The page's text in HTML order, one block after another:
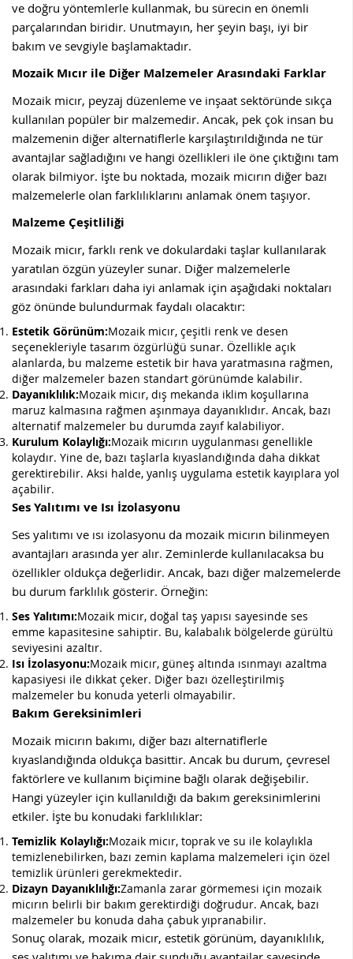
ve doğru yöntemlerle kullanmak, bu sürecin en önemli
parçalarından biridir. Unutmayın, her şeyin başı, iyi bir
bakım ve sevgiyle başlamaktadır.
Mozaik Mıcır ile Diğer Malzemeler Arasındaki Farklar
Mozaik micır, peyzaj düzenleme ve inşaat sektöründe sıkça
kullanılan popüler bir malzemedir. Ancak, pek çok insan bu
malzemenin diğer alternatiflerle karşılaştırıldığında ne tür
avantajlar sağladığını ve hangi özellikleri ile öne çıktığını tam
olarak bilmiyor. İşte bu noktada, mozaik micırın diğer bazı
malzemelerle olan farklılıklarını anlamak önem taşıyor.
Malzeme Çeşitliliği
Mozaik micır, farklı renk ve dokulardaki taşlar kullanılarak
yaratılan özgün yüzeyler sunar. Diğer malzemelerle
arasındaki farkları daha iyi anlamak için aşağıdaki noktaları
göz önünde bulundurmak faydalı olacaktır:
Estetik Görünüm:Mozaik micır, çeşitli renk ve desen
seçenekleriyle tasarım özgürlüğü sunar. Özellikle açık
alanlarda, bu malzeme estetik bir hava yaratmasına rağmen,
diğer malzemeler bazen standart görünümde kalabilir.
Dayanıklılık:Mozaik micır, dış mekanda iklim koşullarına
maruz kalmasına rağmen aşınmaya dayanıklıdır. Ancak, bazı
alternatif malzemeler bu durumda zayıf kalabiliyor.
Kurulum Kolaylığı:Mozaik micırın uygulanması genellikle
kolaydır. Yine de, bazı taşlarla kıyaslandığında daha dikkat
gerektirebilir. Aksi halde, yanlış uygulama estetik kayıplara yol
açabilir.
Ses Yalıtımı ve Isı İzolasyonu
Ses yalıtımı ve ısı izolasyonu da mozaik micırın bilinmeyen
avantajları arasında yer alır. Zeminlerde kullanılacaksa bu
özellikler oldukça değerlidir. Ancak, bazı diğer malzemelerde
bu durum farklılık gösterir. Örneğin:
Ses Yalıtımı:Mozaik micır, doğal taş yapısı sayesinde ses
emme kapasitesine sahiptir. Bu, kalabalık bölgelerde gürültü
seviyesini azaltır.
Isı İzolasyonu:Mozaik micır, güneş altında ısınmayı azaltma
kapasiyesi ile dikkat çeker. Diğer bazı özelleştirilmiş
malzemeler bu konuda yeterli olmayabilir.
Bakım Gereksinimleri
Mozaik micırın bakımı, diğer bazı alternatiflerle
kıyaslandığında oldukça basittir. Ancak bu durum, çevresel
faktörlere ve kullanım biçimine bağlı olarak değişebilir.
Hangi yüzeyler için kullanıldığı da bakım gereksinimlerini
etkiler. İşte bu konudaki farklılıklar:
Temizlik Kolaylığı:Mozaik micır, toprak ve su ile kolaylıkla
temizlenebilirken, bazı zemin kaplama malzemeleri için özel
temizlik ürünleri gerekmektedir.
Dizayn Dayanıklılığı:Zamanla zarar görmemesi için mozaik
micırın belirli bir bakım gerektirdiği doğrudur. Ancak, bazı
malzemeler bu konuda daha çabuk yıpranabilir.
Sonuç olarak, mozaik micır, estetik görünüm, dayanıklılık,